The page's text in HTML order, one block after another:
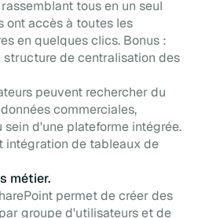
tous en un seul
ont accès à toutes les
en quelques clics. Bonus :
de centralisation des
peuvent rechercher du
commerciales,
sein d'une plateforme intégrée.
intégration de tableaux de
métier.
permet de créer des
groupe d'utilisateurs et de